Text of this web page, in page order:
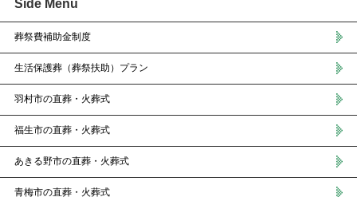
Side Menu
葬祭費補助金制度
生活保護葬（葬祭扶助）プラン
羽村市の直葬・火葬式
福生市の直葬・火葬式
あきる野市の直葬・火葬式
青梅市の直葬・火葬式